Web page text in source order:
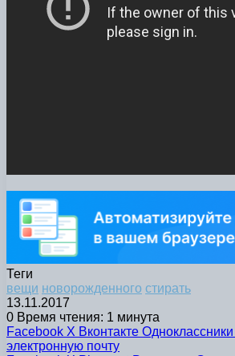
Теги
вещи новорожденного стирать
13.11.2017
0 Время чтения: 1 минута
Facebook X Вконтакте Одноклассники
электронную почту